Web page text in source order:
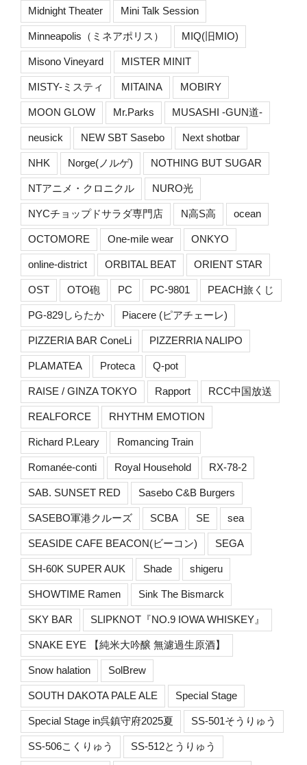
Midnight Theater Mini Talk Session
Minneapolis（ミネアポリス） MIQ(旧MIO)
Misono Vineyard MISTER MINIT
MISTY-ミスティ MITAINA MOBIRY
MOON GLOW Mr.Parks MUSASHI -GUN道-
neusick NEW SBT Sasebo Next shotbar
NHK Norge(ノルゲ) NOTHING BUT SUGAR
NTアニメ・クロニクル NURO光
NYCチョップドサラダ専門店 N高S高 ocean
OCTOMORE One-mile wear ONKYO
online-district ORBITAL BEAT ORIENT STAR
OST OTO砲 PC PC-9801 PEACH旅くじ
PG-829しらたか Piacere (ピアチェーレ)
PIZZERIA BAR ConeLi PIZZERRIA NALIPO
PLAMATEA Proteca Q-pot
RAISE / GINZA TOKYO Rapport RCC中国放送
REALFORCE RHYTHM EMOTION
Richard P.Leary Romancing Train
Romanée-conti Royal Household RX-78-2
SAB. SUNSET RED Sasebo C&B Burgers
SASEBO軍港クルーズ SCBA SE sea
SEASIDE CAFE BEACON(ビーコン) SEGA
SH-60K SUPER AUK Shade shigeru
SHOWTIME Ramen Sink The Bismarck
SKY BAR SLIPKNOT『NO.9 IOWA WHISKEY』
SNAKE EYE 【純米大吟醸 無濾過生原酒】
Snow halation SolBrew
SOUTH DAKOTA PALE ALE Special Stage
Special Stage in呉鎮守府2025夏 SS-501そうりゅう
SS-506こくりゅう SS-512とうりゅう